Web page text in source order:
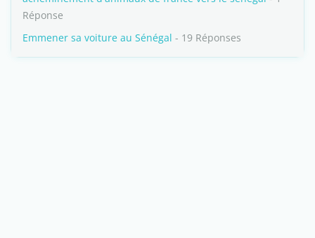
Réponse
Emmener sa voiture au Sénégal - 19 Réponses